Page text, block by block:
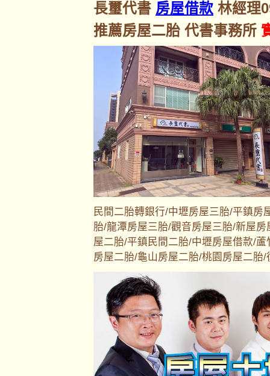
長璽代書 房屋借款 林經理
推薦房屋二胎 代書事務所
民間二胎轉銀行/中壢房屋三胎/平鎮房
胎/龍潭房屋三胎/觀音房屋三胎/新屋
屋二胎/平鎮民間二胎/中壢房屋借款/
房屋二胎/龜山房屋二胎/桃園房屋二胎/